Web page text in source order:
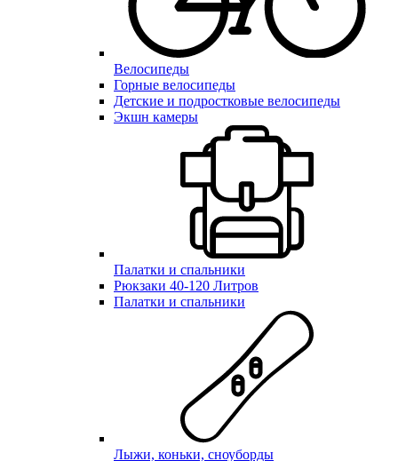
Велосипеды
Горные велосипеды
Детские и подростковые велосипеды
Экшн камеры
Палатки и спальники
Рюкзаки 40-120 Литров
Палатки и спальники
Лыжи, коньки, сноуборды